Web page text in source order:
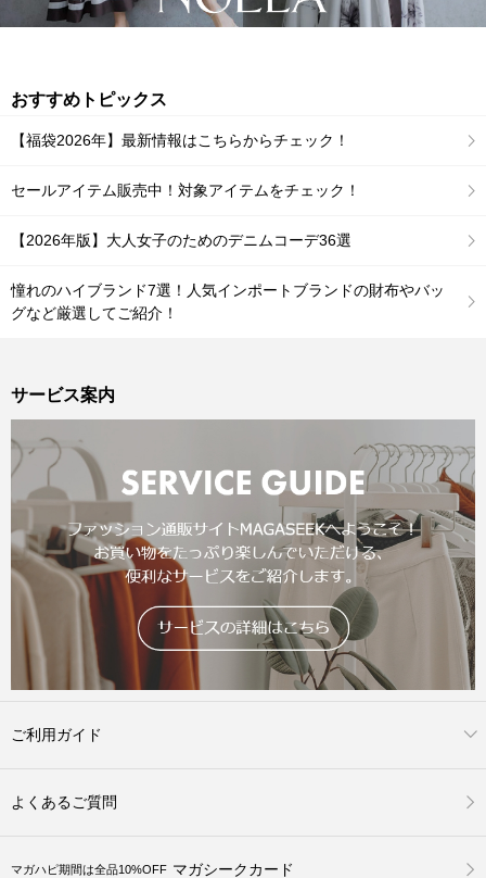
おすすめトピックス
【福袋2026年】最新情報はこちらからチェック！
セールアイテム販売中！対象アイテムをチェック！
【2026年版】大人女子のためのデニムコーデ36選
憧れのハイブランド7選！人気インポートブランドの財布やバッ
グなど厳選してご紹介！
サービス案内
ご利用ガイド
よくあるご質問
マガハピ期間は全品10%OFF マガシークカード